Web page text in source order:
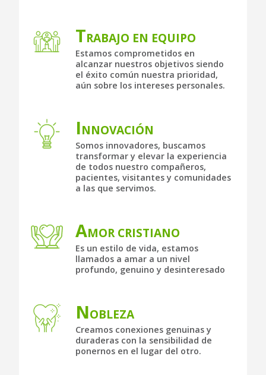
TRABAJO EN EQUIPO
Estamos comprometidos en
alcanzar nuestros objetivos siendo
el éxito común nuestra prioridad,
aún sobre los intereses personales.
INNOVACIÓN
Somos innovadores, buscamos
transformar y elevar la experiencia
de todos nuestro compañeros,
pacientes, visitantes y comunidades
a las que servimos.
AMOR CRISTIANO
Es un estilo de vida, estamos
llamados a amar a un nivel
profundo, genuino y desinteresado
NOBLEZA
Creamos conexiones genuinas y
duraderas con la sensibilidad de
ponernos en el lugar del otro.